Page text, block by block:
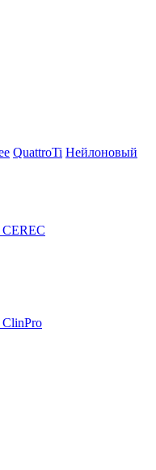
QuattroTi Нейлоновый
CEREC
ClinPro